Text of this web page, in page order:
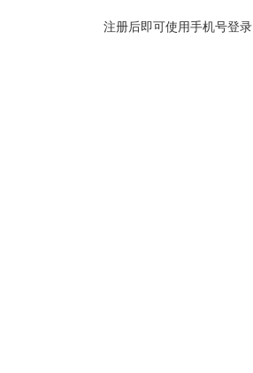
注册后即可使用手机号登录